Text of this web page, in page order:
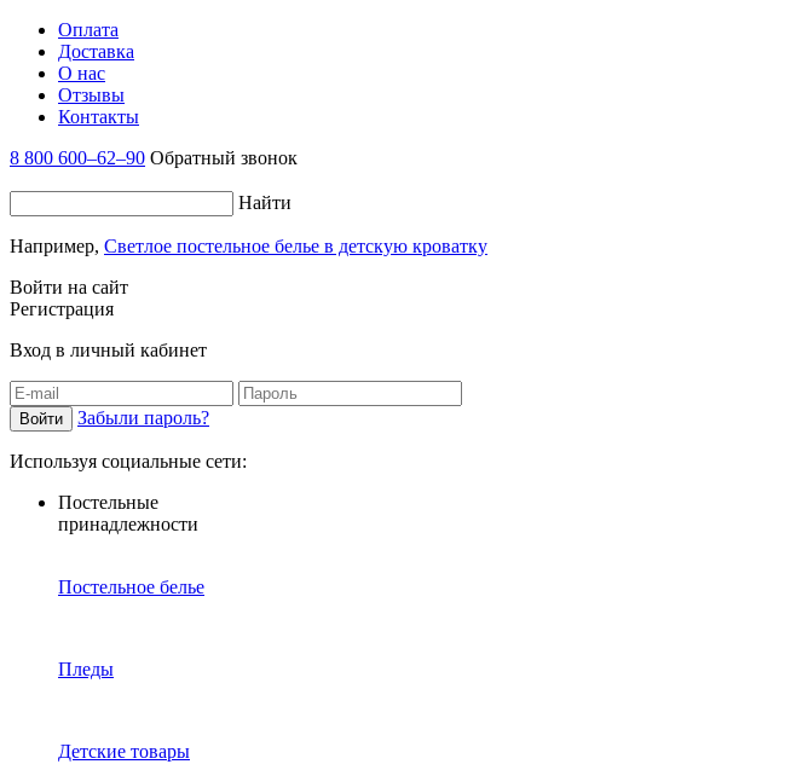
Оплата
Доставка
О нас
Отзывы
Контакты
8 800 600–62–90 Обратный звонок
Найти
Например, Светлое постельное белье в детскую кроватку
Войти на сайт
Регистрация
Вход в личный кабинет
Забыли пароль?
Используя социальные сети:
Постельные
принадлежности
Постельное белье
Пледы
Детские товары